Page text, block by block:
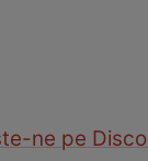
ne pe